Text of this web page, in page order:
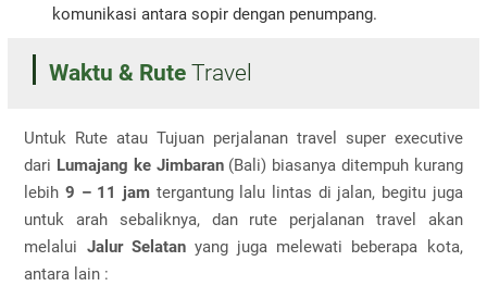
komunikasi antara sopir dengan penumpang.
Waktu & Rute Travel
Untuk Rute atau Tujuan perjalanan travel super executive
dari Lumajang ke Jimbaran(Bali) biasanya ditempuh kurang
lebih9 – 11 jam tergantung lalu lintas di jalan, begitu juga
untuk arah sebaliknya, dan rute perjalanan travel akan
melalui Jalur Selatanyang juga melewati beberapa kota,
antara lain :